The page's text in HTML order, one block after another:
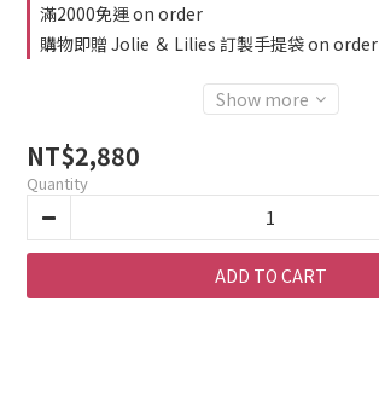
滿2000免運 on order
購物即贈 Jolie ＆ Lilies 訂製手提袋 on order
Show more
NT$2,880
Quantity
ADD TO CART